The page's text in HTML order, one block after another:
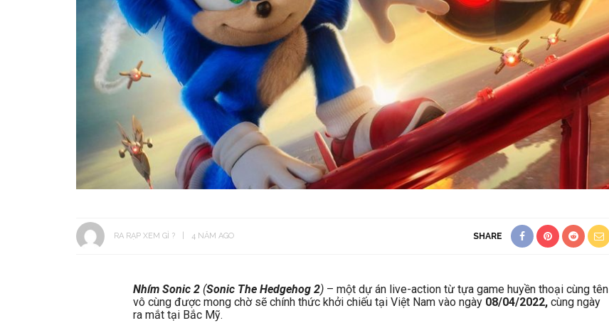
RA RẠP XEM GÌ ? 4 NĂM AGO SHARE
Nhím Sonic 2 (Sonic The Hedgehog 2) – một dự án live-action từ tựa game huyền thoại cùng tên
vô cùng được mong chờ sẽ chính thức khởi chiếu tại Việt Nam vào ngày 08/04/2022, cùng ngày
ra mắt tại Bắc Mỹ.